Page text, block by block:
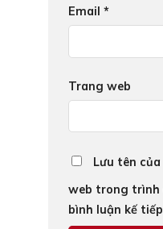
Email *
Trang web
Lưu tên
web trong trình
bình luận kế